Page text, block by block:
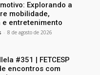
Explorando a
mobilidade,
e entretenimento
- 8 de agosto de 2026
#351 | FETCESP
encontros com